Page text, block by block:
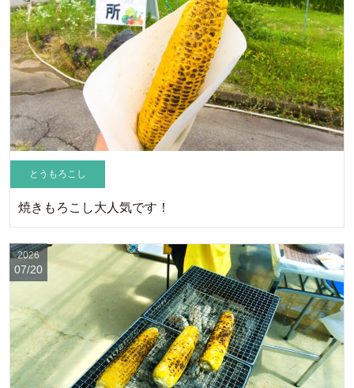
とうもろこし
焼きもろこし大人気です！
2026
07/20